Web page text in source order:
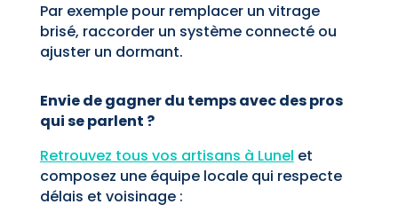
Par exemple pour remplacer un vitrage
brisé, raccorder un système connecté ou
ajuster un dormant.
Envie de gagner du temps avec des pros
qui se parlent ?
Retrouvez tous vos artisans à Lunel et
composez une équipe locale qui respecte
délais et voisinage :